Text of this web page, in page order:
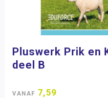
Pluswerk Prik en
deel B
VANAF 7,59